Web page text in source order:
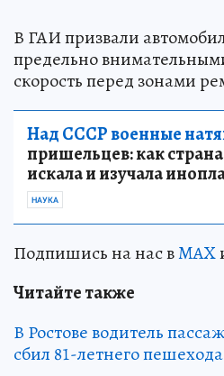
В ГАИ призвали
предельно
скорость перед зонами
Над СССР военные
пришельцев: как страна
искала и изучала
НАУКА
Подпишись на нас вMAX
Читайте также
В Ростове водитель
сбил 81-летнего пешехода